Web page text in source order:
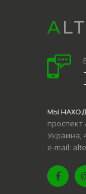
МЫ
проспект
Украина,
e-mail: